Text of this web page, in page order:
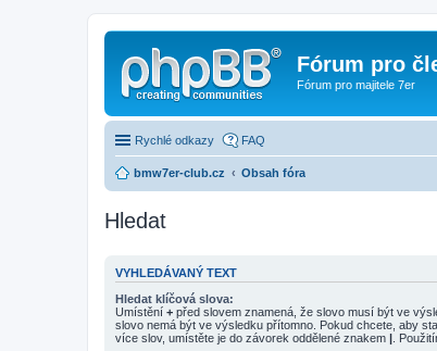
Fórum pro
Fórum pro majitele 7er
Rychlé odkazy FAQ
bmw7er-club.cz Obsah fóra
Hledat
VYHLEDÁVANÝ TEXT
Hledat klíčová slova:
Umístění + před slovem znamená, že slovo musí být ve
slovo nemá být ve výsledku přítomno. Pokud chcete, aby
více slov, umístěte je do závorek oddělené znakem | .